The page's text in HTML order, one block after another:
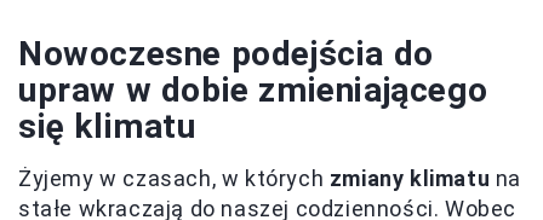
Nowoczesne podejścia do
upraw w dobie zmieniającego
się klimatu
Żyjemy w czasach, w których zmiany klimatu na
stałe wkraczają do naszej codzienności. Wobec